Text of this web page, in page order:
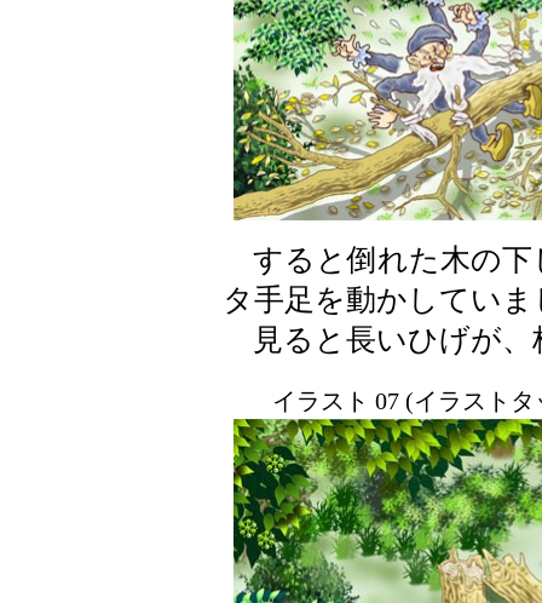
すると倒れた木の下
タ手足を動かしていま
見ると長いひげが、
イラスト 07 (イラスト